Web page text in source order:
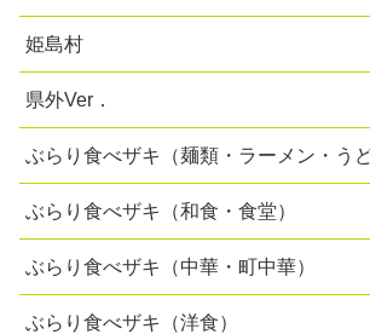
姫島村
県外Ver．
ぶらり食べザキ（麺類・ラーメン・うど
ぶらり食べザキ（和食・食堂）
ぶらり食べザキ（中華・町中華）
ぶらり食べザキ（洋食）